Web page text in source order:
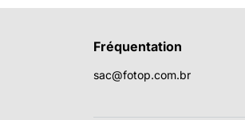
Fréquentation
sac@fotop.com.br